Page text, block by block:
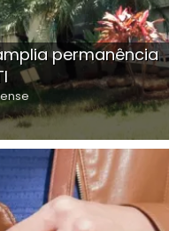
permanência